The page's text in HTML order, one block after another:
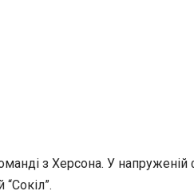
з Херсона. У напруженій